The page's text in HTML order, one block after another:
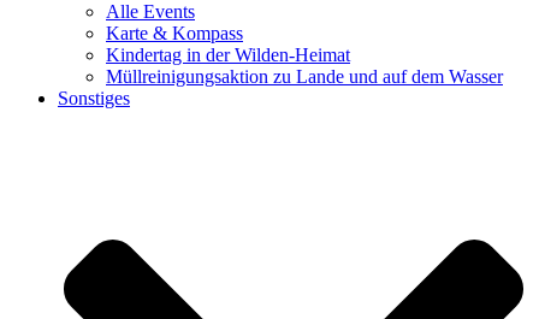
Alle Events
Karte & Kompass
Kindertag in der Wilden-Heimat
Müllreinigungsaktion zu Lande und auf dem Wasser
Sonstiges